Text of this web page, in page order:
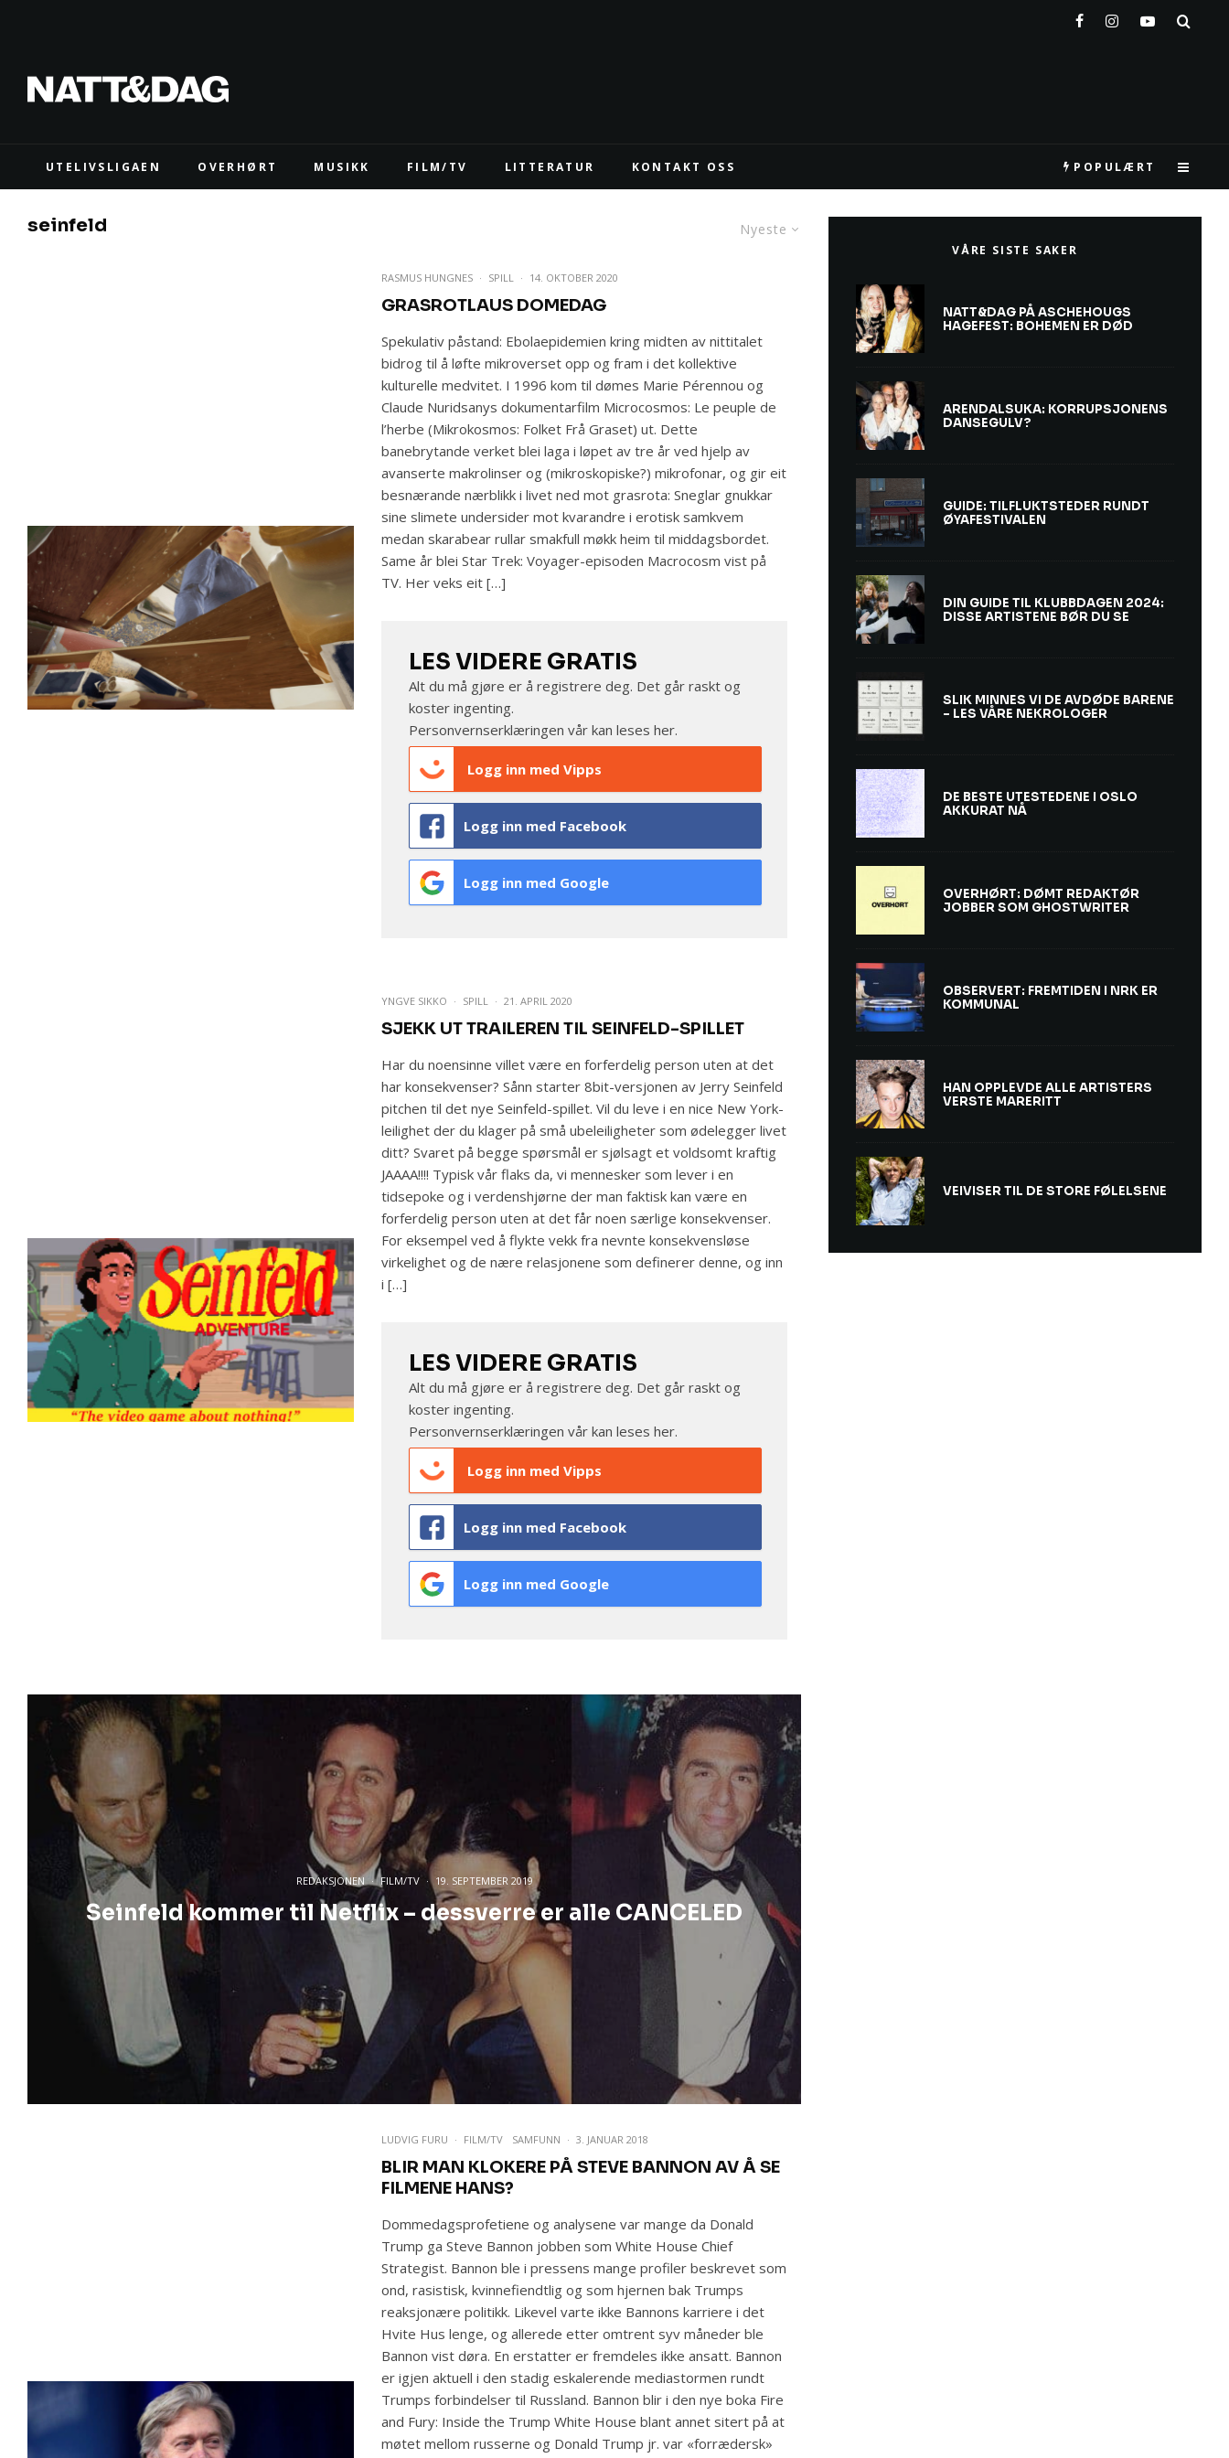
UTELIVSLIGAEN OVERHØRT MUSIKK FILM/TV LITTERATUR KONTAKT OSS POPULÆRT
Nyeste
seinfeld
RASMUS HUNGNES · SPILL · 14. OKTOBER 2020
GRASROTLAUS DOMEDAG
Spekulativ påstand: Ebolaepidemien kring midten av nittitalet
bidrog til å løfte mikroverset opp og fram i det kollektive
kulturelle medvitet. I 1996 kom til dømes Marie Pérennou og
Claude Nuridsanys dokumentarfilm Microcosmos: Le peuple de
l’herbe (Mikrokosmos: Folket Frå Graset) ut. Dette
banebrytande verket blei laga i løpet av tre år ved hjelp av
avanserte makrolinser og (mikroskopiske?) mikrofonar, og gir eit
besnærande nærblikk i livet ned mot grasrota: Sneglar gnukkar
sine slimete undersider mot kvarandre i erotisk samkvem
medan skarabear rullar smakfull møkk heim til middagsbordet.
Same år blei Star Trek: Voyager-episoden Macrocosm vist på
TV. Her veks eit […]
LES VIDERE GRATIS
Alt du må gjøre er å registrere deg. Det går raskt og
koster ingenting.
Personvernserklæringen vår kan lesesher.
Logg inn med Vipps
Logg inn med Facebook
Logg inn med Google
YNGVE SIKKO · SPILL · 21. APRIL 2020
SJEKK UT TRAILEREN TIL SEINFELD-SPILLET
Har du noensinne villet være en forferdelig person uten at det
har konsekvenser? Sånn starter 8bit-versjonen av Jerry Seinfeld
pitchen til det nye Seinfeld-spillet. Vil du leve i en nice New York-
leilighet der du klager på små ubeleiligheter som ødelegger livet
ditt? Svaret på begge spørsmål er sjølsagt et voldsomt kraftig
JAAAA!!!! Typisk vår flaks da, vi mennesker som lever i en
tidsepoke og i verdenshjørne der man faktisk kan være en
forferdelig person uten at det får noen særlige konsekvenser.
For eksempel ved å flykte vekk fra nevnte konsekvensløse
virkelighet og de nære relasjonene som definerer denne, og inn
i […]
LES VIDERE GRATIS
Alt du må gjøre er å registrere deg. Det går raskt og
koster ingenting.
Personvernserklæringen vår kan lesesher.
Logg inn med Vipps
Logg inn med Facebook
Logg inn med Google
REDAKSJONEN · FILM/TV · 19. SEPTEMBER 2019
Seinfeld kommer til Netflix – dessverre er alle CANCELED
LUDVIG FURU · FILM/TV SAMFUNN · 3. JANUAR 2018
BLIR MAN KLOKERE PÅ STEVE BANNON AV Å SE
FILMENE HANS?
Dommedagsprofetiene og analysene var mange da Donald
Trump ga Steve Bannon jobben som White House Chief
Strategist. Bannon ble i pressens mange profiler beskrevet som
ond, rasistisk, kvinnefiendtlig og som hjernen bak Trumps
reaksjonære politikk. Likevel varte ikke Bannons karriere i det
Hvite Hus lenge, og allerede etter omtrent syv måneder ble
Bannon vist døra. En erstatter er fremdeles ikke ansatt. Bannon
er igjen aktuell i den stadig eskalerende mediastormen rundt
Trumps forbindelser til Russland. Bannon blir i den nye boka Fire
and Fury: Inside the Trump White House blant annet sitert på at
møtet mellom russerne og Donald Trump jr. var «forrædersk»
VÅRE SISTE SAKER
NATT&DAG PÅ ASCHEHOUGS
HAGEFEST: BOHEMEN ER DØD
ARENDALSUKA: KORRUPSJONENS
DANSEGULV?
GUIDE: TILFLUKTSTEDER RUNDT
ØYAFESTIVALEN
DIN GUIDE TIL KLUBBDAGEN 2024:
DISSE ARTISTENE BØR DU SE
SLIK MINNES VI DE AVDØDE BARENE
– LES VÅRE NEKROLOGER
DE BESTE UTESTEDENE I OSLO
AKKURAT NÅ
OVERHØRT: DØMT REDAKTØR
JOBBER SOM GHOSTWRITER
OBSERVERT: FREMTIDEN I NRK ER
KOMMUNAL
HAN OPPLEVDE ALLE ARTISTERS
VERSTE MARERITT
VEIVISER TIL DE STORE FØLELSENE